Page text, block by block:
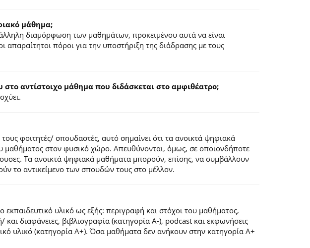
μάθημα;
διαμόρφωση των μαθημάτων, προκειμένου αυτά να είναι
πόροι για την υποστήριξη της διάδρασης με τους
αντίστοιχο μάθημα που διδάσκεται στο αμφιθέατρο;
φοιτητές/ σπουδαστές, αυτό σημαίνει ότι τα ανοικτά ψηφιακά
μαθήματος στον φυσικό χώρο. Απευθύνονται, όμως, σε οποιονδήποτε
Τα ανοικτά ψηφιακά μαθήματα μπορούν, επίσης, να συμβάλλουν
το αντικείμενο των σπουδών τους στο μέλλον.
υλικό ως εξής: περιγραφή και στόχοι του μαθήματος,
και διαφάνειες, βιβλιογραφία (κατηγορία Α-), podcast και εκφωνήσεις
υλικό (κατηγορία Α+). Όσα μαθήματα δεν ανήκουν στην κατηγορία Α+